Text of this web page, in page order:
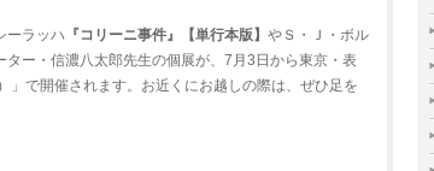
ーラッハ 『コリーニ事件』【単行本版】 やＳ・Ｊ・ボル
ター・信濃八太郎先生の個展が、7月3日から東京・表
」で開催されます。お近くにお越しの際は、ぜひ足を